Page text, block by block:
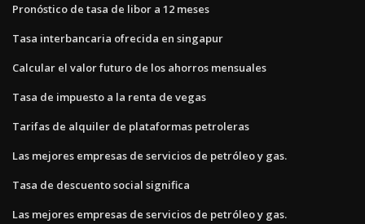
Pronóstico de tasa de libor a 12 meses
Tasa interbancaria ofrecida en singapur
Calcular el valor futuro de los ahorros mensuales
Tasa de impuesto a la renta de vegas
Tarifas de alquiler de plataformas petroleras
Las mejores empresas de servicios de petróleo y gas.
Tasa de descuento social significa
Las mejores empresas de servicios de petróleo y gas.